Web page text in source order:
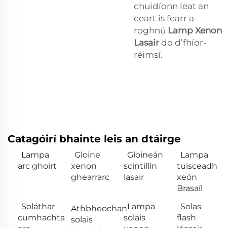
chuidíonn leat an
ceart is fearr a
roghnú Lamp Xenon
Lasair do d’fhíor-
réimsí.
Catagóirí bhainte leis an dtáirge
Lampa
arc ghoirt
Gloine
xenon
ghearrarc
Gloineán
scintillín
lasair
Lampa
tuisceadh
xeón
Brasaíl
Soláthar
cumhachta
Athbheochan
solais
Lampa
solais
Solas
flash